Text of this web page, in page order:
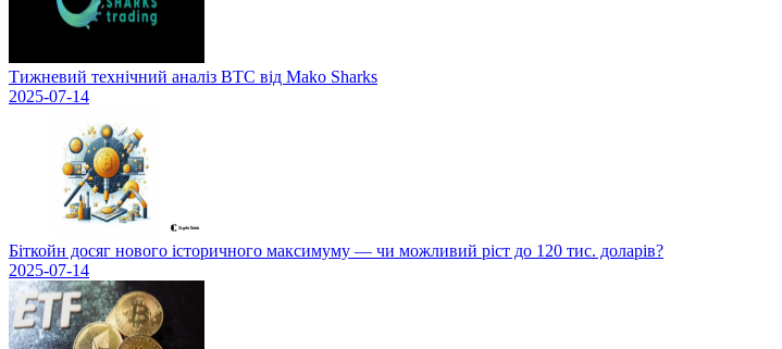
Тижневий технічний аналіз BTC від Mako Sharks
2025-07-14
Біткойн досяг нового історичного максимуму — чи можливий ріст до 120 тис. доларів?
2025-07-14